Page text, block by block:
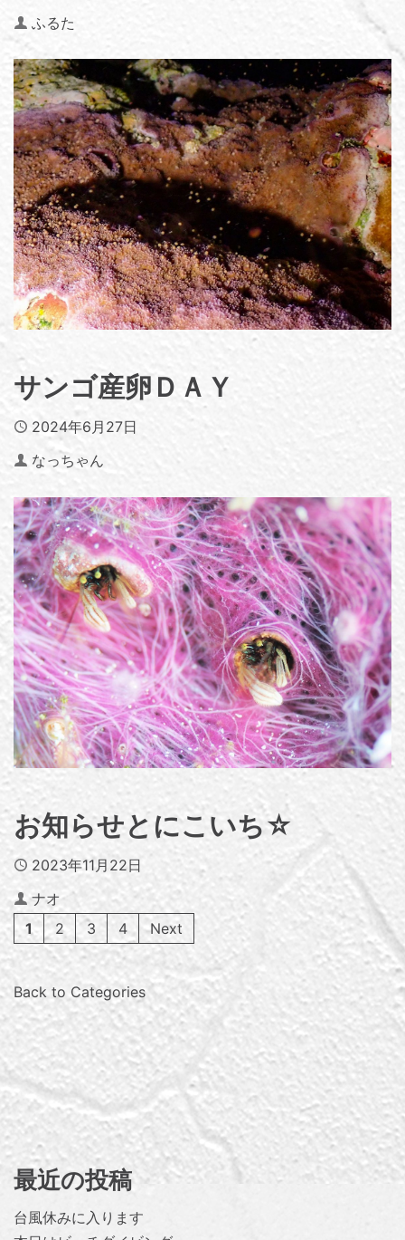
Author
ふるた
サンゴ産卵ＤＡＹ
Published
2024年6月27日
Author
なっちゃん
お知らせとにこいち☆
Published
2023年11月22日
Author
ナオ
1
2 3 4 Next
Back to Categories
最近の投稿
台風休みに入ります